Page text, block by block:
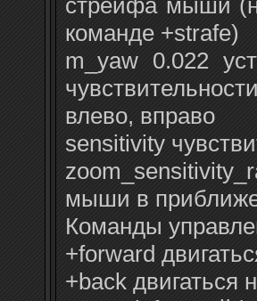
стрейфа мыши
команде +strafe)
m_yaw 0.022
влево, вправо
sensitivity
мыши в
Команды
+forward
+back двигаться